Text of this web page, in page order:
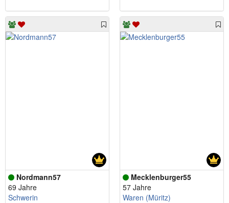
Nordmann57
69 Jahre
Schwerin
Mecklenburger55
57 Jahre
Waren (Müritz)